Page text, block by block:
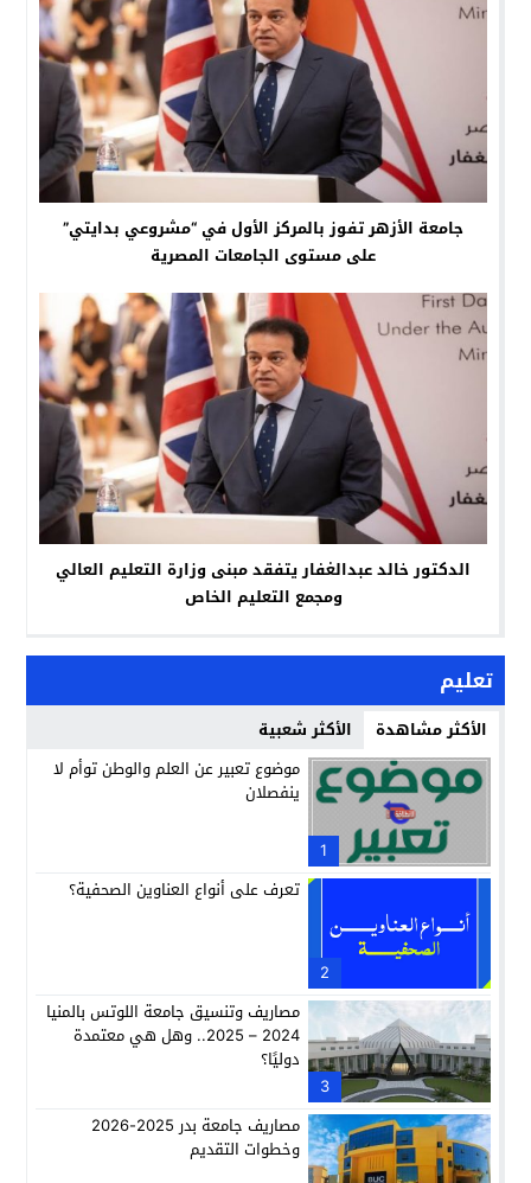
جامعة الأزهر تفوز بالمركز الأول في “مشروعي بدايتي”
على مستوى الجامعات المصرية
الدكتور خالد عبدالغفار يتفقد مبنى وزارة التعليم العالي
ومجمع التعليم الخاص
تعليم
الأكثر مشاهدة الأكثر شعبية
1
موضوع تعبير عن العلم والوطن توأم لا
ينفصلان
2
تعرف على أنواع العناوين الصحفية؟
3
مصاريف وتنسيق جامعة اللوتس بالمنيا
2024 – 2025.. وهل هي معتمدة
دوليًا؟
مصاريف جامعة بدر 2025-2026
وخطوات التقديم